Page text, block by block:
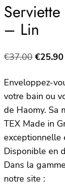
– Lin
€37.00 Le
initial
était :
€37.00.
€25.90
Enveloppez-
votre bain ou
de Haomy. Sa
TEX Made in
exceptionnelle
Disponible en
Dans la
notre site :